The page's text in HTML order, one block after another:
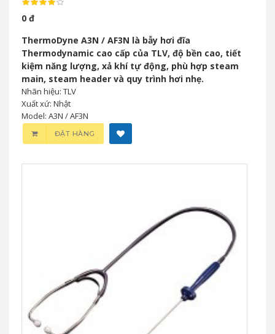
Vượt Trội
0 đ
ThermoDyne A3N / AF3N là bẫy hơi đĩa
Thermodynamic cao cấp của TLV, độ bền cao, tiết
kiệm năng lượng, xả khí tự động, phù hợp steam
main, steam header và quy trình hơi nhẹ.
Nhãn hiệu: TLV
Xuất xứ: Nhật
Model: A3N / AF3N
ĐẶT HÀNG